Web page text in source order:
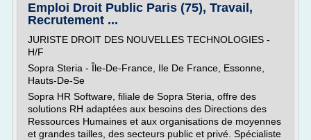
Emploi Droit Public Paris (75), Travail,
Recrutement ...
JURISTE DROIT DES NOUVELLES TECHNOLOGIES -
H/F
Sopra Steria - Île-De-France, Ile De France, Essonne,
Hauts-De-Se
Sopra HR Software, filiale de Sopra Steria, offre des
solutions RH adaptées aux besoins des Directions des
Ressources Humaines et aux organisations de moyennes
et grandes tailles, des secteurs public et privé. Spécialiste